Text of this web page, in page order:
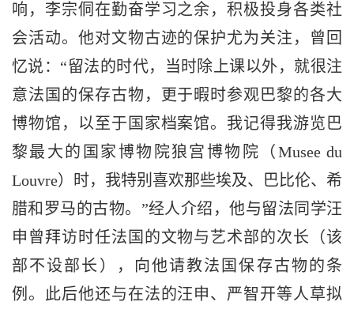
响，李宗侗在勤奋学习之余，积极投身各类社
会活动。他对文物古迹的保护尤为关注，曾回
忆说：“留法的时代，当时除上课以外，就很注
意法国的保存古物，更于暇时参观巴黎的各大
博物馆，以至于国家档案馆。我记得我游览巴
黎最大的国家博物院狼宫博物院（Musee du
Louvre）时，我特别喜欢那些埃及、巴比伦、希
腊和罗马的古物。”经人介绍，他与留法同学汪
申曾拜访时任法国的文物与艺术部的次长（该
部不设部长），向他请教法国保存古物的条
例。此后他还与在法的汪申、严智开等人草拟